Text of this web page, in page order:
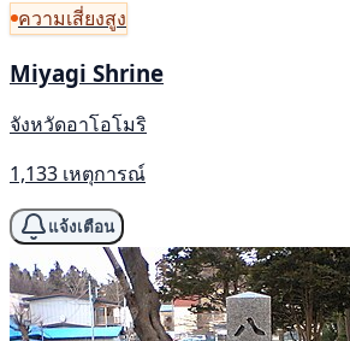
ความเสี่ยงสูง
Miyagi Shrine
จังหวัดอาโอโมริ
1,133 เหตุการณ์
แจ้งเตือน